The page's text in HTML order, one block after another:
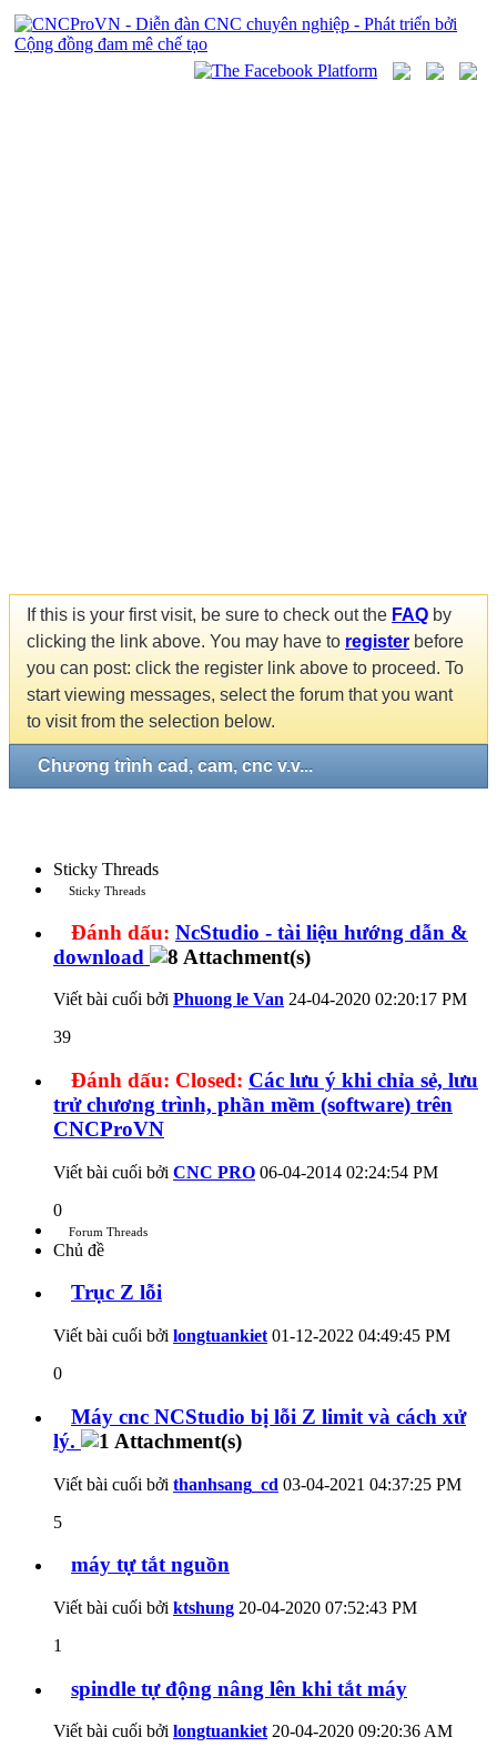
If this is your first visit, be sure to check out the FAQ by
clicking the link above. You may have to register before
you can post: click the register link above to proceed. To
start viewing messages, select the forum that you want
to visit from the selection below.
Chương trình cad, cam, cnc v.v...
Sticky Threads
Sticky Threads
Đánh dấu: NcStudio - tài liệu hướng dẫn &
download
Viết bài cuối bởi Phuong le Van 24-04-2020 02:20:17 PM
39
Đánh dấu: Closed: Các lưu ý khi chỉa sẻ, lưu
trử chương trình, phần mềm (software) trên
CNCProVN
Viết bài cuối bởi CNC PRO 06-04-2014 02:24:54 PM
0
Forum Threads
Chủ đề
Trục Z lỗi
Viết bài cuối bởi longtuankiet 01-12-2022 04:49:45 PM
0
Máy cnc NCStudio bị lỗi Z limit và cách xử
lý.
Viết bài cuối bởi thanhsang_cd 03-04-2021 04:37:25 PM
5
máy tự tắt nguồn
Viết bài cuối bởi ktshung 20-04-2020 07:52:43 PM
1
spindle tự động nâng lên khi tắt máy
Viết bài cuối bởi longtuankiet20-04-2020 09:20:36 AM